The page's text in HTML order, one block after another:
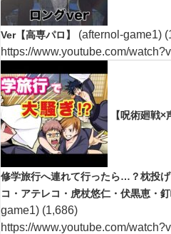
Ver【高専パロ】 (afternol-game1)
https://www.youtube.com/
【呪術廻戦
修学旅行へ連れて行ったら…？枕投
コ・アテレコ・虎杖悠仁・伏黒恵・釘
game1) (1,686)
https://www.youtube.com/